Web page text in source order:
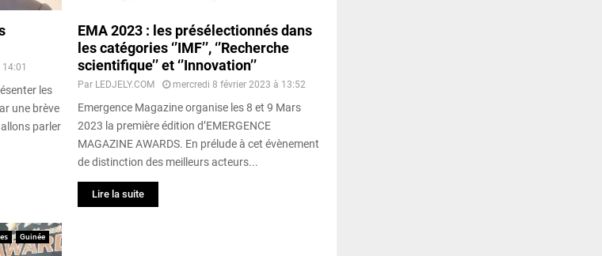
les
une brève
parler
EMA 2023 : les présélectionnés dans
les catégories ‘’IMF’’, ‘’Recherche
scientifique’’ et ‘’Innovation’’
Par LEDJELY.COM mercredi 8 février 2023 à 13:52
Emergence Magazine organise les 8 et 9 Mars
2023 la première édition d’EMERGENCE
MAGAZINE AWARDS. En prélude à cet évènement
de distinction des meilleurs acteurs...
Lire la suite
Guinée